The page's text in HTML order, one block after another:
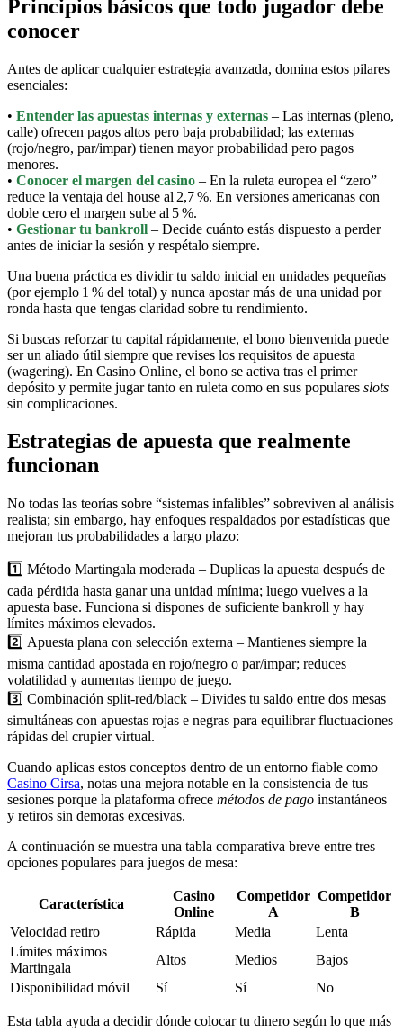
Principios básicos que todo jugador debe
conocer
Antes de aplicar cualquier estrategia avanzada, domina estos pilares
esenciales:
• Entender las apuestas internas y externas – Las internas (pleno,
calle) ofrecen pagos altos pero baja probabilidad; las externas
(rojo/negro, par/impar) tienen mayor probabilidad pero pagos
menores.
• Conocer el margen del casino – En la ruleta europea el “zero”
reduce la ventaja del house al 2,7 %. En versiones americanas con
doble cero el margen sube al 5 %.
• Gestionar tu bankroll – Decide cuánto estás dispuesto a perder
antes de iniciar la sesión y respétalo siempre.
Una buena práctica es dividir tu saldo inicial en unidades pequeñas
(por ejemplo 1 % del total) y nunca apostar más de una unidad por
ronda hasta que tengas claridad sobre tu rendimiento.
Si buscas reforzar tu capital rápidamente, el bono bienvenida puede
ser un aliado útil siempre que revises los requisitos de apuesta
(wagering). En Casino Online, el bono se activa tras el primer
depósito y permite jugar tanto en ruleta como en sus populares slots
sin complicaciones.
Estrategias de apuesta que realmente
funcionan
No todas las teorías sobre “sistemas infalibles” sobreviven al análisis
realista; sin embargo, hay enfoques respaldados por estadísticas que
mejoran tus probabilidades a largo plazo:
1️⃣ Método Martingala moderada – Duplicas la apuesta después de
cada pérdida hasta ganar una unidad mínima; luego vuelves a la
apuesta base. Funciona si dispones de suficiente bankroll y hay
límites máximos elevados.
2️⃣ Apuesta plana con selección externa – Mantienes siempre la
misma cantidad apostada en rojo/negro o par/impar; reduces
volatilidad y aumentas tiempo de juego.
3️⃣ Combinación split‑red/black – Divides tu saldo entre dos mesas
simultáneas con apuestas rojas e negras para equilibrar fluctuaciones
rápidas del crupier virtual.
Cuando aplicas estos conceptos dentro de un entorno fiable como
Casino Cirsa, notas una mejora notable en la consistencia de tus
sesiones porque la plataforma ofrece métodos de pago instantáneos
y retiros sin demoras excesivas.
A continuación se muestra una tabla comparativa breve entre tres
opciones populares para juegos de mesa:
Característica
Casino
Online
Competidor
A
Competidor
B
Velocidad retiro
Rápida Media
Lenta
Límites máximos
Martingala
Altos Medios
Bajos
Disponibilidad móvil
Sí Sí No
Esta tabla ayuda a decidir dónde colocar tu dinero según lo que más